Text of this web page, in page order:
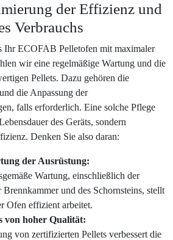
der Effizienz und
Verbrauchs
Ihr ECOFAB Pelletofen mit maximaler
wir eine regelmäßige Wartung und die
Pellets. Dazu gehören die
die Anpassung der
falls erforderlich. Eine solche Pflege
des Geräts, sondern
Denken Sie also daran:
der Ausrüstung:
Wartung, einschließlich der
und des Schornsteins, stellt
Ofen effizient arbeitet.
von hoher Qualität:
von zertifizierten Pellets verbessert die